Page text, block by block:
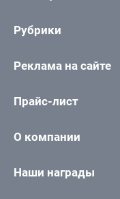
Рубрики
Реклама на сайте
Прайс-лист
О компании
Наши награды